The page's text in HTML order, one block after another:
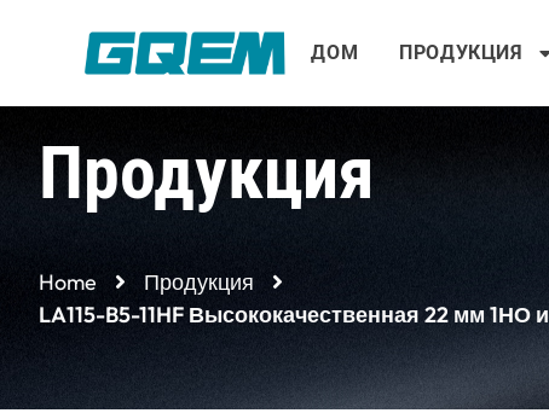
содержимому
ДОМ ПРОДУКЦИЯ
Продукция
Home
Продукция
LA115-B5-11HF Высококачественная 22 мм 1НО